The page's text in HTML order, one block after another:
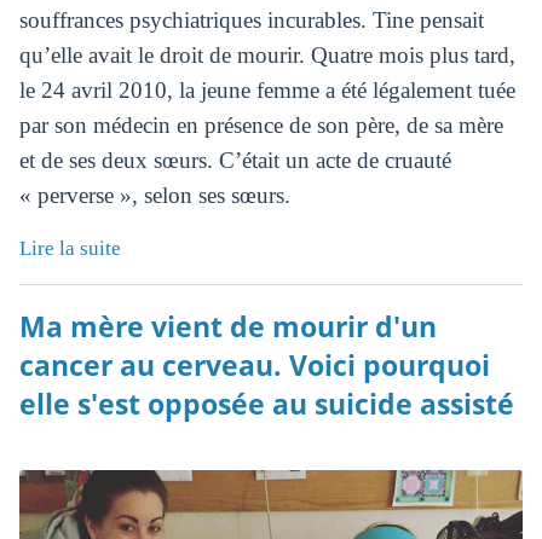
souffrances psychiatriques incurables. Tine pensait
qu’elle avait le droit de mourir. Quatre mois plus tard,
le 24 avril 2010, la jeune femme a été légalement tuée
par son médecin en présence de son père, de sa mère
et de ses deux sœurs. C’était un acte de cruauté
« perverse », selon ses sœurs.
Lire la suite
Ma mère vient de mourir d'un
cancer au cerveau. Voici pourquoi
elle s'est opposée au suicide assisté